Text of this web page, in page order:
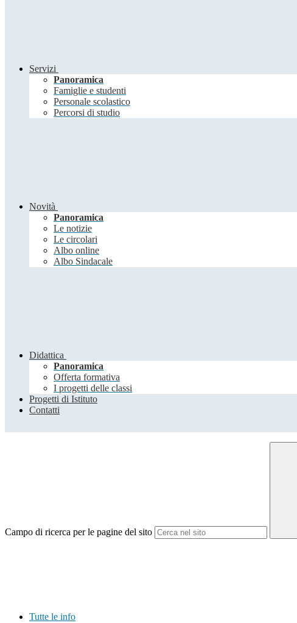
Servizi
Panoramica
Famiglie e studenti
Personale scolastico
Percorsi di studio
Novità
Panoramica
Le notizie
Le circolari
Albo online
Albo Sindacale
Didattica
Panoramica
Offerta formativa
I progetti delle classi
Progetti di Istituto
Contatti
Campo di ricerca per le pagine del sito
Tutte le info